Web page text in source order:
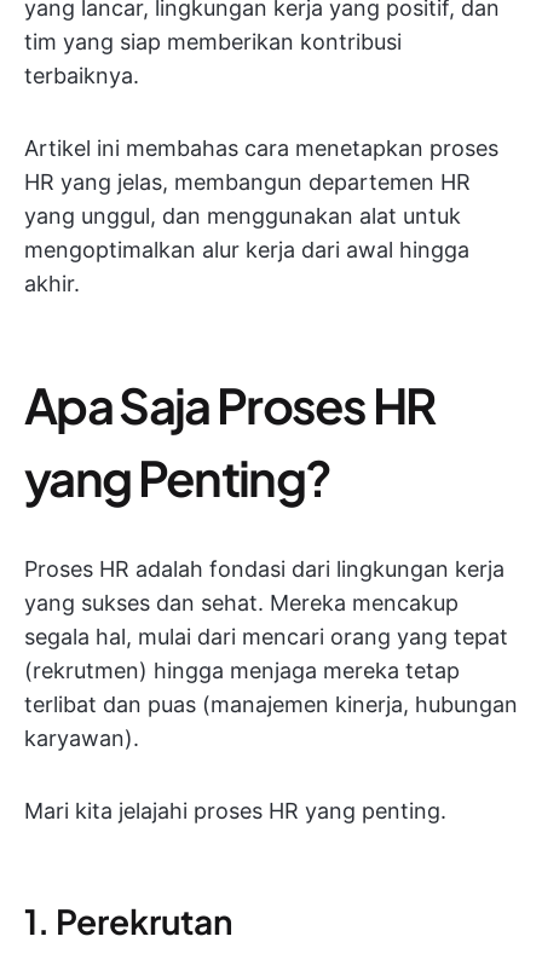
yang lancar, lingkungan kerja yang positif, dan
tim yang siap memberikan kontribusi
terbaiknya.
Artikel ini membahas cara menetapkan proses
HR yang jelas, membangun departemen HR
yang unggul, dan menggunakan alat untuk
mengoptimalkan alur kerja dari awal hingga
akhir.
Apa Saja Proses HR
yang Penting?
Proses HR adalah fondasi dari lingkungan kerja
yang sukses dan sehat. Mereka mencakup
segala hal, mulai dari mencari orang yang tepat
(rekrutmen) hingga menjaga mereka tetap
terlibat dan puas (manajemen kinerja, hubungan
karyawan).
Mari kita jelajahi proses HR yang penting.
1. Perekrutan